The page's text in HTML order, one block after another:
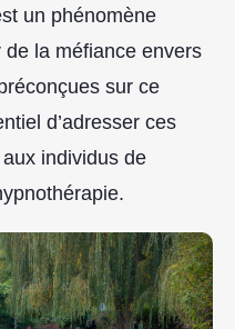
un phénomène
la méfiance envers
sur ce
d’adresser ces
individus de